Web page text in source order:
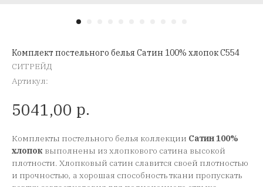
Комплект постельного белья Сатин 100% хлопок C554
СИТРЕЙД
Артикул:
5041,00 р.
Комплекты постельного белья коллекции Сатин 100%
хлопок выполнены из хлопкового сатина высокой
плотности. Хлопковый сатин славится своей плотностью
и прочностью, а хорошая способность ткани пропускать